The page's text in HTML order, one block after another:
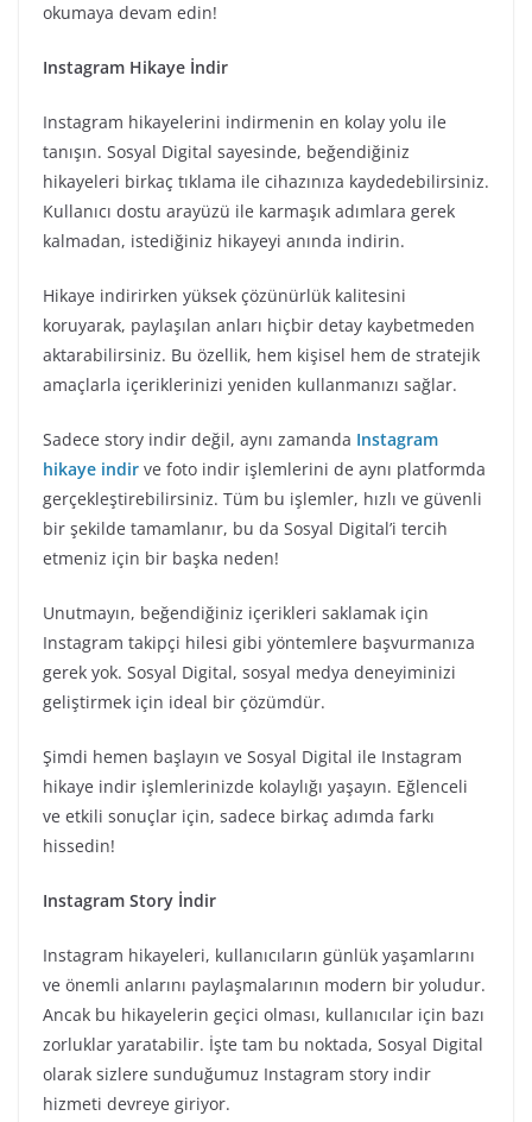
okumaya devam edin!
Instagram Hikaye İndir
Instagram hikayelerini indirmenin en kolay yolu ile
tanışın. Sosyal Digital sayesinde, beğendiğiniz
hikayeleri birkaç tıklama ile cihazınıza kaydedebilirsiniz.
Kullanıcı dostu arayüzü ile karmaşık adımlara gerek
kalmadan, istediğiniz hikayeyi anında indirin.
Hikaye indirirken yüksek çözünürlük kalitesini
koruyarak, paylaşılan anları hiçbir detay kaybetmeden
aktarabilirsiniz. Bu özellik, hem kişisel hem de stratejik
amaçlarla içeriklerinizi yeniden kullanmanızı sağlar.
Sadece story indir değil, aynı zamanda Instagram
hikaye indir ve foto indir işlemlerini de aynı platformda
gerçekleştirebilirsiniz. Tüm bu işlemler, hızlı ve güvenli
bir şekilde tamamlanır, bu da Sosyal Digital’i tercih
etmeniz için bir başka neden!
Unutmayın, beğendiğiniz içerikleri saklamak için
Instagram takipçi hilesi gibi yöntemlere başvurmanıza
gerek yok. Sosyal Digital, sosyal medya deneyiminizi
geliştirmek için ideal bir çözümdür.
Şimdi hemen başlayın ve Sosyal Digital ile Instagram
hikaye indir işlemlerinizde kolaylığı yaşayın. Eğlenceli
ve etkili sonuçlar için, sadece birkaç adımda farkı
hissedin!
Instagram Story İndir
Instagram hikayeleri, kullanıcıların günlük yaşamlarını
ve önemli anlarını paylaşmalarının modern bir yoludur.
Ancak bu hikayelerin geçici olması, kullanıcılar için bazı
zorluklar yaratabilir. İşte tam bu noktada, Sosyal Digital
olarak sizlere sunduğumuz Instagram story indir
hizmeti devreye giriyor.